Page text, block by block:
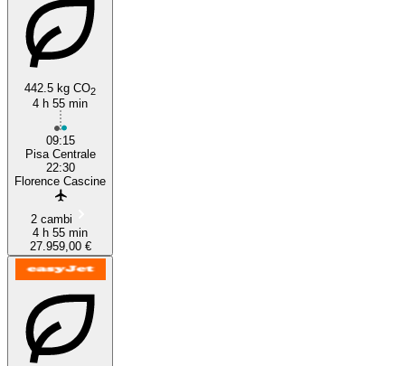
442.5 kg CO2
4 h 55 min
09:15
Pisa Centrale
22:30
Florence Cascine
2 cambi
4 h 55 min
27.959,00 €